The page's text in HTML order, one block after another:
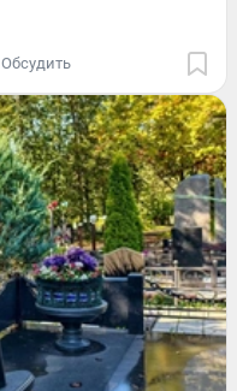
Обсудить